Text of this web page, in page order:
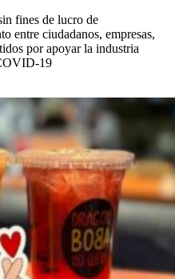
fines de lucro de
entre ciudadanos, empresas,
por apoyar la industria
19